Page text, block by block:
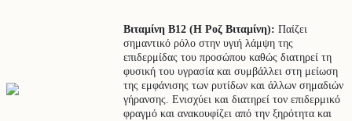
Βιταμίνη Β12 (Η Ροζ Βιταμίνη): Παίζει
σημαντικό ρόλο στην υγιή λάμψη της
επιδερμίδας του προσώπου καθώς διατηρεί τη
φυσική του υγρασία και συμβάλλει στη μείωση
της εμφάνισης των ρυτίδων και άλλων σημαδιών
γήρανσης. Ενισχύει και διατηρεί τον επιδερμικό
φραγμό και ανακουφίζει από την ξηρότητα και